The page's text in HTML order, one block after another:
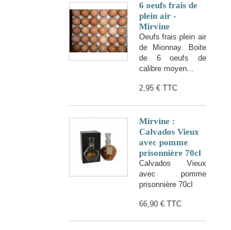
6 oeufs frais de
plein air -
Mirvine
Oeufs frais plein air
de Mionnay. Boite
de 6 oeufs de
calibre moyen...
2,95 € TTC
Mirvine :
Calvados Vieux
avec pomme
prisonnière 70cl
Calvados Vieux
avec pomme
prisonnière 70cl
66,90 € TTC